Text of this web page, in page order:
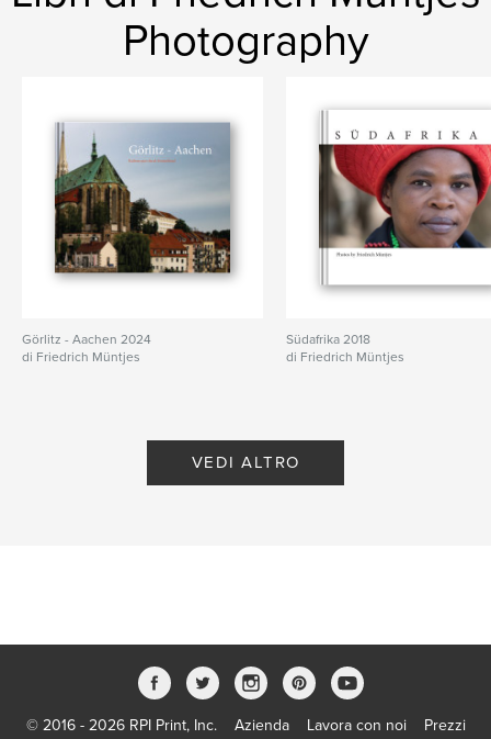
Photography
Görlitz - Aachen 2024
di Friedrich Müntjes
Südafrika 2018
di Friedrich Müntjes
VEDI ALTRO
© 2016 - 2026 RPI Print, Inc. Azienda Lavora con noi Prezzi